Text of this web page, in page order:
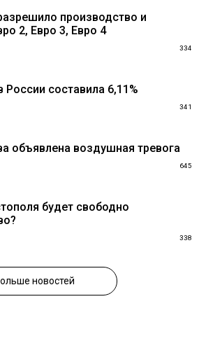
производство и
2, Евро 3, Евро 4
334
России составила 6,11%
341
объявлена воздушная тревога
645
будет свободно
338
новостей